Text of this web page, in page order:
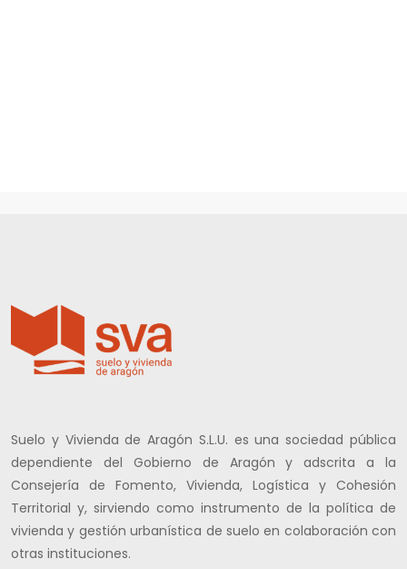
Suelo y Vivienda de Aragón S.L.U. es una sociedad pública
dependiente del Gobierno de Aragón y adscrita a la
Consejería de Fomento, Vivienda, Logística y Cohesión
Territorial y, sirviendo como instrumento de la política de
vivienda y gestión urbanística de suelo en colaboración con
otras instituciones.